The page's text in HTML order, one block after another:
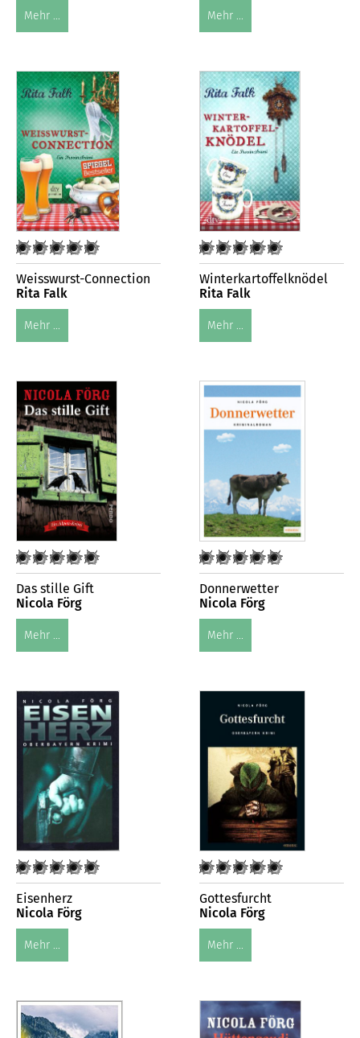
Mehr ... Mehr ...
Weisswurst-Connection
Rita Falk
Mehr ...
Winterkartoffelknödel
Rita Falk
Mehr ...
Das stille Gift
Nicola Förg
Mehr ...
Donnerwetter
Nicola Förg
Mehr ...
Eisenherz
Nicola Förg
Mehr ...
Gottesfurcht
Nicola Förg
Mehr ...